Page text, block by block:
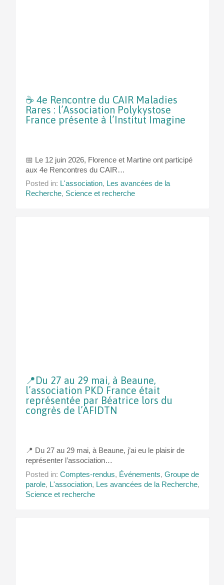
☕ 4e Rencontre du CAIR Maladies
Rares : l’Association Polykystose
France présente à l’Institut Imagine
📅 Le 12 juin 2026, Florence et Martine ont participé
aux 4e Rencontres du CAIR…
Posted in: L'association, Les avancées de la
Recherche, Science et recherche
📍Du 27 au 29 mai, à Beaune,
l’association PKD France était
représentée par Béatrice lors du
congrès de l’AFIDTN
📍 Du 27 au 29 mai, à Beaune, j’ai eu le plaisir de
représenter l’association…
Posted in: Comptes-rendus, Événements, Groupe de
parole, L'association, Les avancées de la Recherche,
Science et recherche